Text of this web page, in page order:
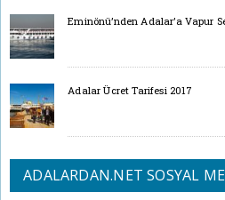
Eminönü’nden Adalar’a Vapur
Adalar Ücret Tarifesi 2017
ADALARDAN.NET SOSYAL